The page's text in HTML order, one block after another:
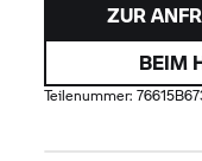
ZUR
BEIM
Teilenummer: